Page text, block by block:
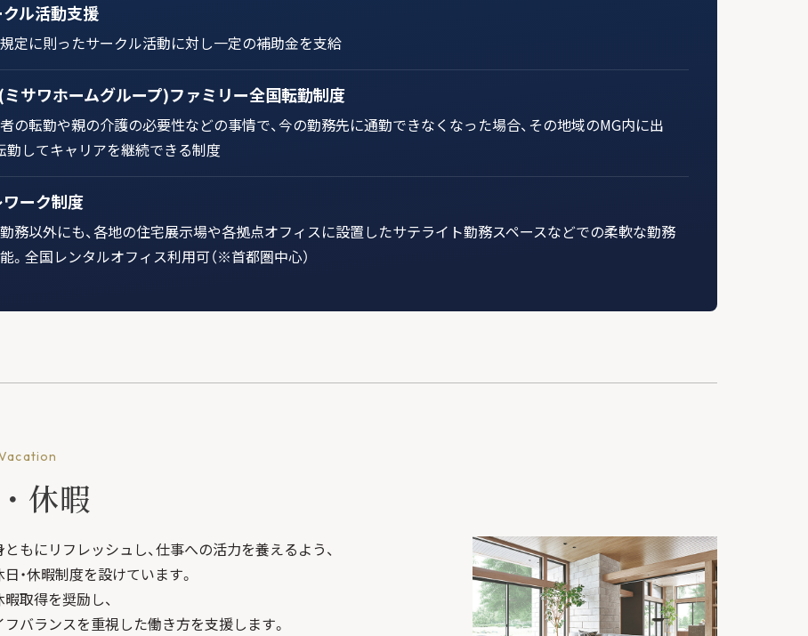
ル活動支援
定に則ったサークル活動に対し一定の補助金を支給
サワホームグループ)ファミリー全国転勤制度
の転勤や親の介護の必要性などの事情で、今の勤務先に通勤できなくなった場合、その地域のMG内に出
勤してキャリアを継続できる制度
ーク制度
務以外にも、各地の住宅展示場や各拠点オフィスに設置したサテライト勤務スペースなどでの柔軟な勤務
。全国レンタルオフィス利用可（※首都圏中心）
休暇
もにリフレッシュし、仕事への活力を養えるよう、
・休暇制度を設けています。
取得を奨励し、
バランスを重視した働き方を支援します。